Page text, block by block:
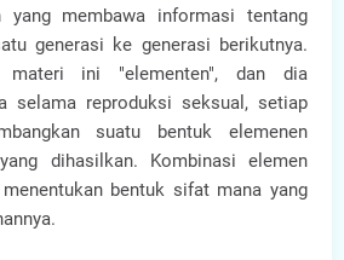
yang membawa informasi tentang
generasi ke generasi berikutnya.
materi ini "elementen", dan dia
selama reproduksi seksual, setiap
suatu bentuk elemenen
dihasilkan. Kombinasi elemen
bentuk sifat mana yang